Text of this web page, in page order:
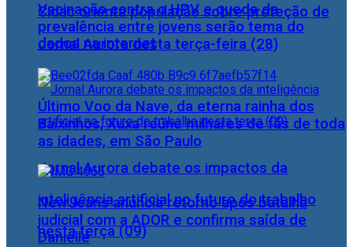
Cidac orienta população sobre proteção de
dados na internet
Jornal Aurora debate os impactos da
inteligência artificial no futuro do trabalho
nesta terça (09)
Vacinação contra o HPV e queda da
prevalência entre jovens serão tema do
Jornal Aurora desta terça-feira (28)
Último Voo da Nave, da eterna rainha dos
Baixinhos, Xuxa reúne milhares de fãs de toda
as idades, em São Paulo
NewJeans anuncia retorno após batalha
judicial com a ADOR e confirma saída de
Danielle